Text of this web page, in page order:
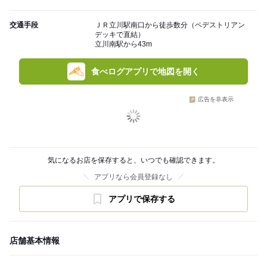
交通手段
ＪＲ立川駅南口から徒歩数分（ペデストリアン
デッキで直結）
立川南駅から43m
食べログアプリで地図を開く
広告を非表示
気になるお店を保存すると、いつでも確認できます。
アプリなら会員登録なし
アプリで保存する
店舗基本情報